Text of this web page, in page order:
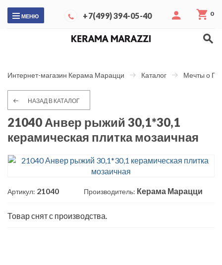
МЕНЮ +7(499) 394-05-40 0
Интернет-магазин Керама Марацци Каталог Мечты о
НАЗАД В КАТАЛОГ
21040 Анвер рыжий 30,1*30,1
керамическая плитка мозаичная
Артикул: 21040 Производитель: Керама Марацци
Товар снят с производства.